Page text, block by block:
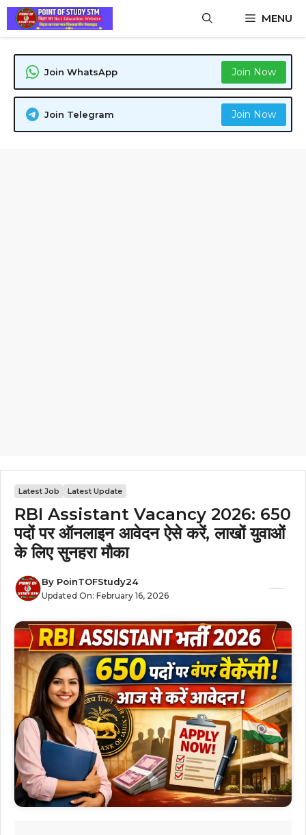
Skip
content
MENU
Join WhatsApp Join Now
Join Telegram Join Now
Latest Job Latest Update
RBI Assistant Vacancy 2026: 650
पदों पर ऑनलाइन आवेदन ऐसे करें, लाखों युवाओं
के लिए सुनहरा मौका
By PoinTOFStudy24
Updated On: February 16, 2026